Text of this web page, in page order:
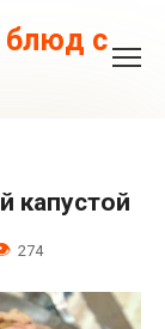
блюд с
капустой
274